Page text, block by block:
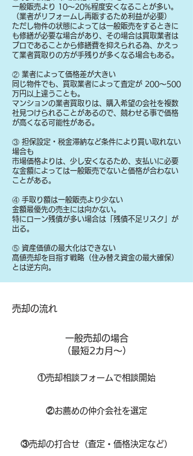
一般販売より 10〜20%程度安くなることが多い。
（業者がリフォームし再販するため利益が必要）
ただし物件の状態によっては一般販売をするときに
も修繕が必要な場合があり、その場合は買取業者は
プロであることから修繕費を抑えられる為、かえっ
て業者買取りの方が手残りが多くなる場合もある。
② 業者によって価格差が大きい
同じ物件でも、買取業者によって査定が 200〜500
万円以上違うことも。
マンションの業者買取りは、購入希望の会社を複数
社見つけられることがあるので、競わせる事で価格
が高くなる可能性がある。
③ 担保設定・税金滞納など条件により買い取れない
場合も
​市場価格よりは、少し安くなるため、支払いに必要
な金額によっては一般販売でないと価格が合わない
ことがある。
④ 手取り額は一般販売より少ない
金額最優先の売主には向かない。
特にローン残債が多い場合は「残債不足リスク」が
出る。
⑤ 資産価値の最大化はできない
高値売却を目指す戦略（住み替え資金の最大確保）
とは逆方向。
​売却の流れ
一般売却の場合
​（最短2カ月～）
①​売却相談フォームで相談開始
②お薦めの仲介会社を選定
③売却の打合せ（査定・価格決定など）